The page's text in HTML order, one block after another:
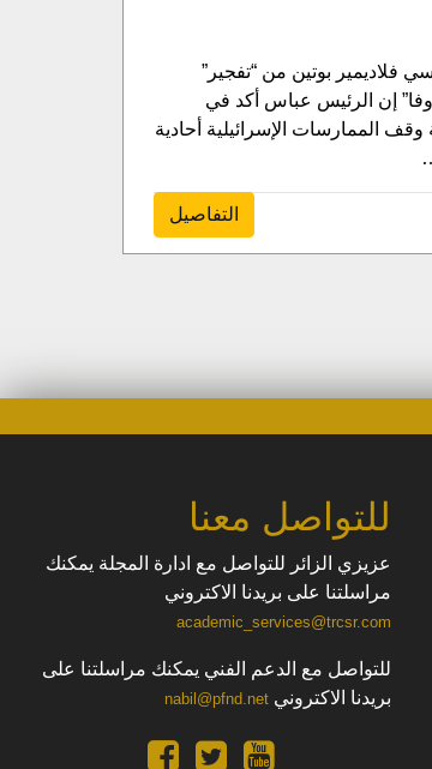
فلاديمير بوتين من “تفجير”
إن الرئيس عباس أكد في
الممارسات الإسرائيلية أحادية
التفاصيل
للتواصل معنا
عزيزي الزائر للتواصل مع ادارة المجلة يمكنك
مراسلتنا على بريدنا الاكتروني
academic_services@trcsr.com
للتواصل مع الدعم الفني يمكنك مراسلتنا على
بريدنا الاكتروني nabil@pfnd.net